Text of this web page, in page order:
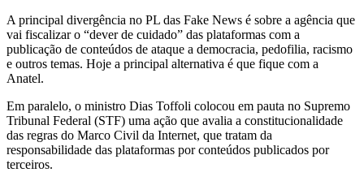
A principal divergência no PL das Fake News é sobre a agência que
vai fiscalizar o “dever de cuidado” das plataformas com a
publicação de conteúdos de ataque a democracia, pedofilia, racismo
e outros temas. Hoje a principal alternativa é que fique com a
Anatel.
Em paralelo, o ministro Dias Toffoli colocou em pauta no Supremo
Tribunal Federal (STF) uma ação que avalia a constitucionalidade
das regras do Marco Civil da Internet, que tratam da
responsabilidade das plataformas por conteúdos publicados por
terceiros.